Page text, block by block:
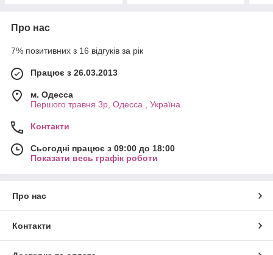
Про нас
7% позитивних з 16 відгуків за рік
Працює з 26.03.2013
м. Одесса
Першого травня 3р, Одесса , Україна
Контакти
Сьогодні працює з 09:00 до 18:00
Показати весь графік роботи
Про нас
Контакти